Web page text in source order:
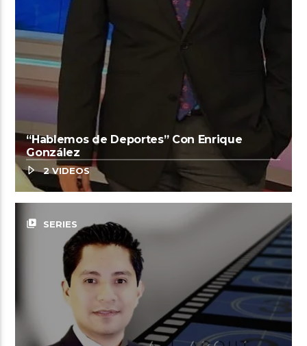
“Hablemos de Deportes” Con Enrique
González
2 VIDEOS
video_library SERIES